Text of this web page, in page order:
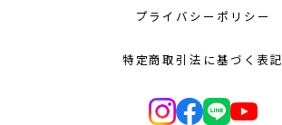
プライバシーポリシー
特定商取引法に基づく表記